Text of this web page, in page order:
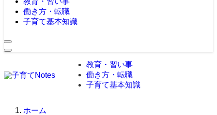
働き方・転職
子育て基本知識
教育・習い事
働き方・転職
子育て基本知識
ホーム